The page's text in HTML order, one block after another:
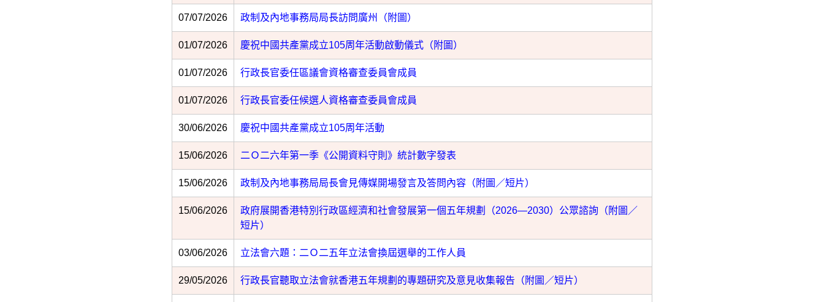
07/07/2026 政制及內地事務局局長訪問廣州（附圖）
01/07/2026 慶祝中國共產黨成立105周年活動啟動儀式（附圖）
01/07/2026 行政長官委任區議會資格審查委員會成員
01/07/2026 行政長官委任候選人資格審查委員會成員
30/06/2026 慶祝中國共產黨成立105周年活動
15/06/2026 二Ｏ二六年第一季《公開資料守則》統計數字發表
15/06/2026 政制及內地事務局局長會見傳媒開場發言及答問內容（附圖／短片）
15/06/2026
政府展開香港特別行政區經濟和社會發展第一個五年規劃（2026—2030）公眾諮詢（附圖／
短片）
03/06/2026 立法會六題：二Ｏ二五年立法會換屆選舉的工作人員
29/05/2026 行政長官聽取立法會就香港五年規劃的專題研究及意見收集報告（附圖／短片）